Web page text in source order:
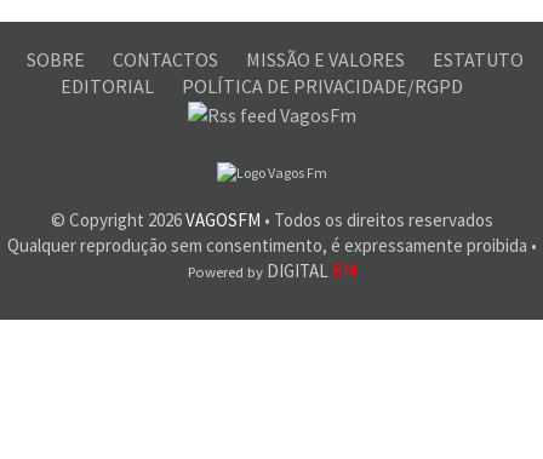
SOBRE CONTACTOS MISSÃO E VALORES
ESTATUTO
EDITORIAL
POLÍTICA DE PRIVACIDADE/RGPD
© Copyright 2026VAGOSFM • Todos os direitos reservados
Qualquer reprodução sem consentimento, é expressamente proibida •
Powered byDIGITAL RM